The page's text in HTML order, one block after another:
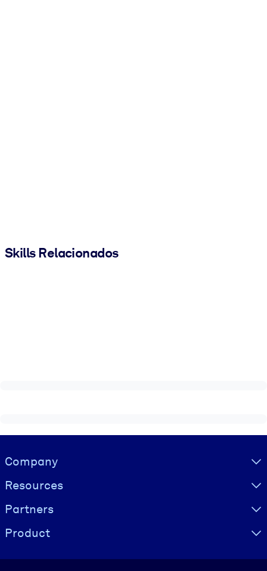
Skills Relacionados
Visually hidden Text
Company
Resources
Partners
Product